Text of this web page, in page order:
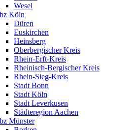
Wesel
Köln
Düren
Euskirchen
Heinsberg
Oberbergischer Kreis
Rhein-Erft-Kreis
Rheinisch-Bergischer Kreis
Rhein-Sieg-Kreis
Stadt Bonn
Stadt Köln
Stadt Leverkusen
Städteregion Aachen
Münster